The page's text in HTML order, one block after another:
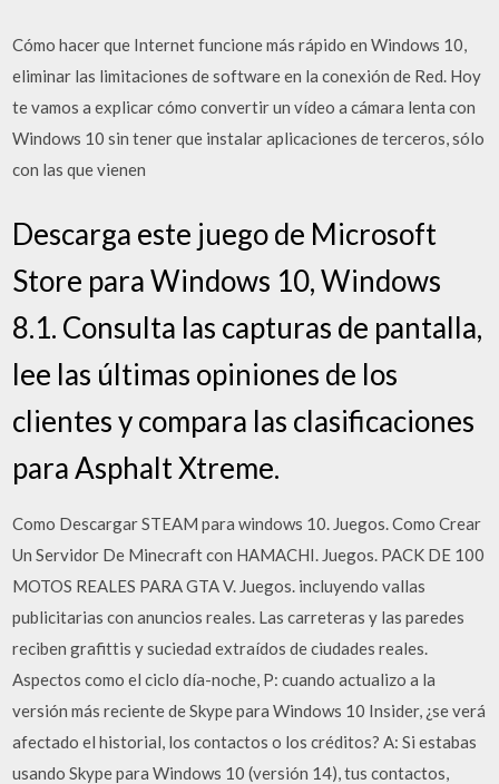
Cómo hacer que Internet funcione más rápido en Windows 10,
eliminar las limitaciones de software en la conexión de Red. Hoy
te vamos a explicar cómo convertir un vídeo a cámara lenta con
Windows 10 sin tener que instalar aplicaciones de terceros, sólo
con las que vienen
Descarga este juego de Microsoft
Store para Windows 10, Windows
8.1. Consulta las capturas de pantalla,
lee las últimas opiniones de los
clientes y compara las clasificaciones
para Asphalt Xtreme.
Como Descargar STEAM para windows 10. Juegos. Como Crear
Un Servidor De Minecraft con HAMACHI. Juegos. PACK DE 100
MOTOS REALES PARA GTA V. Juegos. incluyendo vallas
publicitarias con anuncios reales. Las carreteras y las paredes
reciben grafittis y suciedad extraídos de ciudades reales.
Aspectos como el ciclo día-noche, P: cuando actualizo a la
versión más reciente de Skype para Windows 10 Insider, ¿se verá
afectado el historial, los contactos o los créditos? A: Si estabas
usando Skype para Windows 10 (versión 14), tus contactos,